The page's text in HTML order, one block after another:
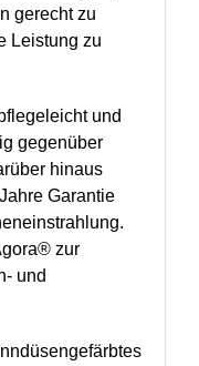
gerecht zu
Leistung zu
und
gegenüber
hinaus
Garantie
zur
und